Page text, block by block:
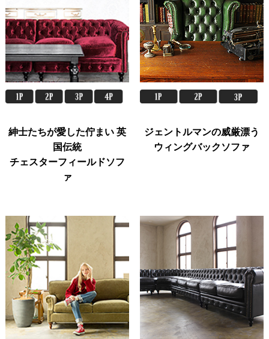
紳士たちが愛した佇まい 英
国伝統
チェスターフィールドソフ
ァ
ジェントルマンの威厳漂う
ウィングバックソファ